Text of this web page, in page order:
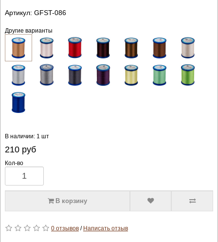
Артикул: GFST-086
Другие варианты
В наличии: 1 шт
210руб
Кол-во
В корзину
0 отзывов/ Написать отзыв